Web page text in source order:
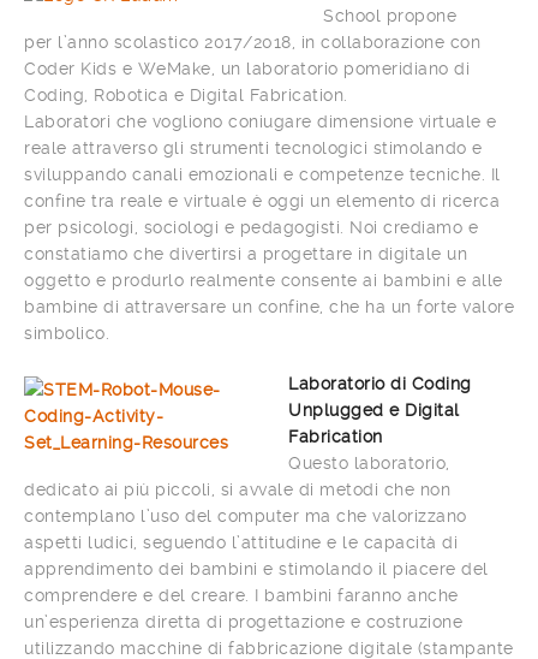
School propone
per l’anno scolastico 2017/2018, in collaborazione con
Coder Kids e WeMake, un laboratorio pomeridiano di
Coding, Robotica e Digital Fabrication.
Laboratori che vogliono coniugare dimensione virtuale e
reale attraverso gli strumenti tecnologici stimolando e
sviluppando canali emozionali e competenze tecniche. Il
confine tra reale e virtuale è oggi un elemento di ricerca
per psicologi, sociologi e pedagogisti. Noi crediamo e
constatiamo che divertirsi a progettare in digitale un
oggetto e produrlo realmente consente ai bambini e alle
bambine di attraversare un confine, che ha un forte valore
simbolico.
Laboratorio di Coding
Unplugged e Digital
Fabrication
Questo laboratorio,
dedicato ai più piccoli, si avvale di metodi che non
contemplano l’uso del computer ma che valorizzano
aspetti ludici, seguendo l’attitudine e le capacità di
apprendimento dei bambini e stimolando il piacere del
comprendere e del creare. I bambini faranno anche
un’esperienza diretta di progettazione e costruzione
utilizzando macchine di fabbricazione digitale (stampante